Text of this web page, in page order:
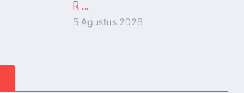
R ...
5 Agustus 2026